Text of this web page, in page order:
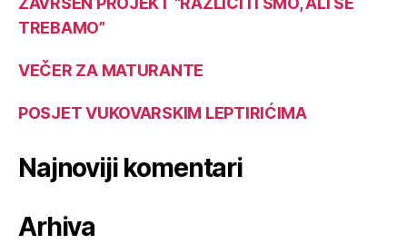
TREBAMO”
VEČER ZA MATURANTE
POSJET VUKOVARSKIM LEPTIRIĆIMA
Najnoviji komentari
Arhiva